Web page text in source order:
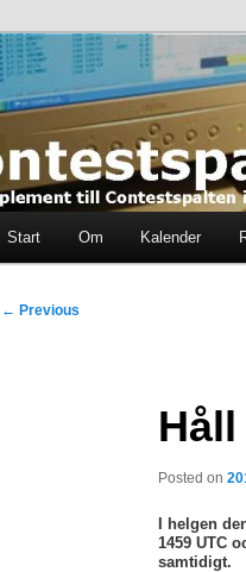
Ett komplement till
Start Om Kalender
Post
← Previous
Posted on
I helgen
1459 UTC
samtidigt.